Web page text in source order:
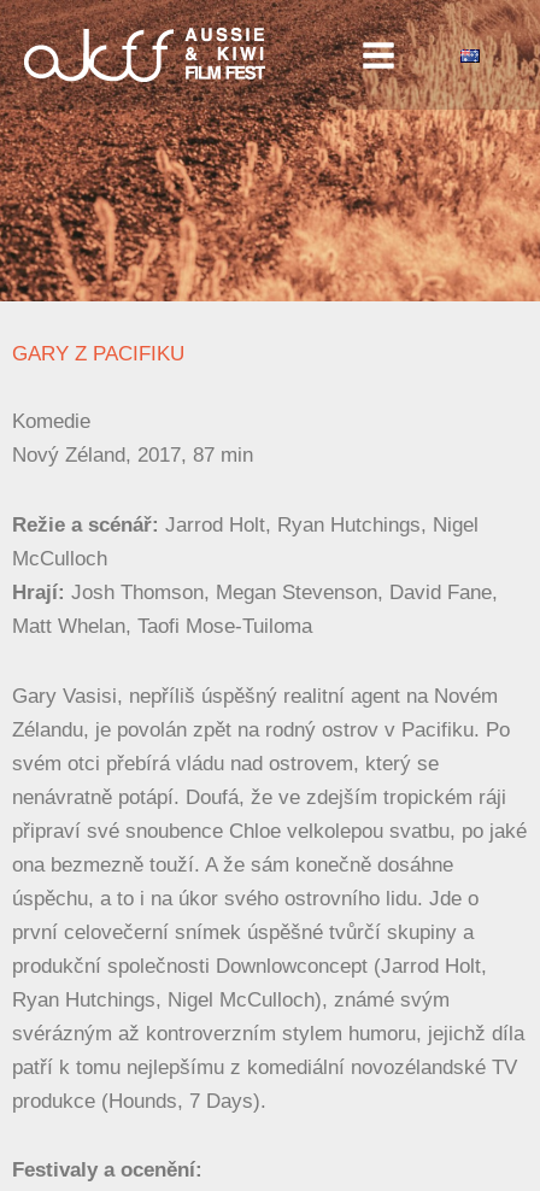
Přeskočit
na
obsah
GARY Z PACIFIKU
Komedie
Nový Zéland, 2017, 87 min
Režie a scénář: Jarrod Holt, Ryan Hutchings, Nigel
McCulloch
Hrají: Josh Thomson, Megan Stevenson, David Fane,
Matt Whelan, Taofi Mose-Tuiloma
Gary Vasisi, nepříliš úspěšný realitní agent na Novém
Zélandu, je povolán zpět na rodný ostrov v Pacifiku. Po
svém otci přebírá vládu nad ostrovem, který se
nenávratně potápí. Doufá, že ve zdejším tropickém ráji
připraví své snoubence Chloe velkolepou svatbu, po jaké
ona bezmezně touží. A že sám konečně dosáhne
úspěchu, a to i na úkor svého ostrovního lidu. Jde o
první celovečerní snímek úspěšné tvůrčí skupiny a
produkční společnosti Downlowconcept (Jarrod Holt,
Ryan Hutchings, Nigel McCulloch), známé svým
svérázným až kontroverzním stylem humoru, jejichž díla
patří k tomu nejlepšímu z komediální novozélandské TV
produkce (Hounds, 7 Days).
Festivaly a ocenění: